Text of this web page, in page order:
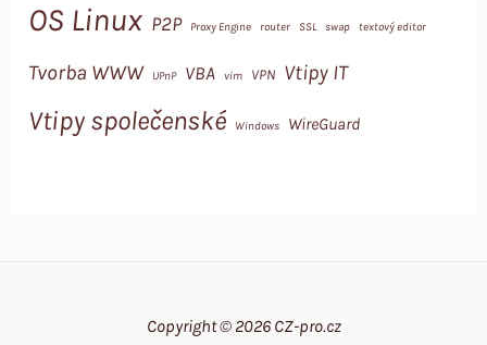
OS Linux P2P Proxy Engine router SSL swap textový editor
Tvorba WWW UPnP VBA vim VPN Vtipy IT
Vtipy společenské Windows WireGuard
Copyright © 2026 CZ-pro.cz